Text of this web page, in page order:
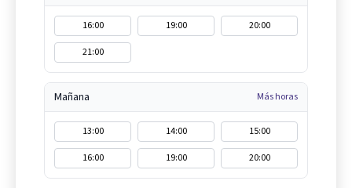
16:00 19:00
20:00
21:00
Mañana Más horas
13:00 14:00
15:00
16:00
19:00 20:00